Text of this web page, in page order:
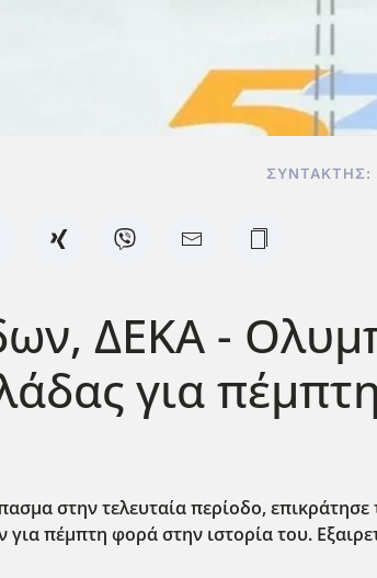
ΣΥΝΤΆΚΤΗΣ:
ΔΕΚΑ -
για
στην τελευταία περίοδο,
πέμπτη φορά στην ιστορία του.